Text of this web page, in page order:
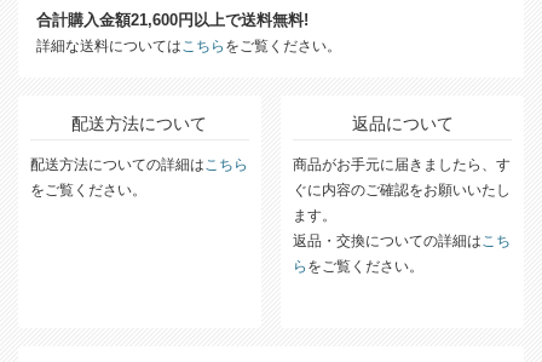
合計購入金額21,600円以上で送料無料!
詳細な送料については こちら をご覧ください。
配送方法について
配送方法についての詳細は こちら
をご覧ください。
返品について
商品がお手元に届きましたら、す
ぐに内容のご確認をお願いいたし
ます。
返品・交換についての詳細は こち
ら をご覧ください。